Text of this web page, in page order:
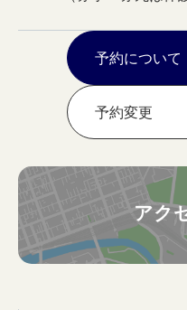
予約について
予約変更
アク